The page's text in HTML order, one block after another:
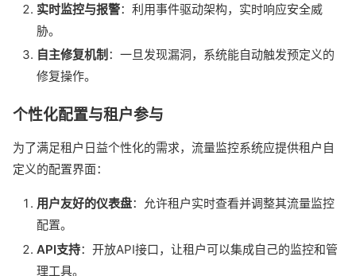
实时监控与报警：利用事件驱动架构，实时响应安全威
胁。
自主修复机制 ：一旦发现漏洞，系统能自动触发预定义的
修复操作。
个性化配置与租户参与
为了满足租户日益个性化的需求，流量监控系统应提供租户自
定义的配置界面：
用户友好的仪表盘：允许租户实时查看并调整其流量监控
配置。
API支持：开放API接口，让租户可以集成自己的监控和管
理工具。